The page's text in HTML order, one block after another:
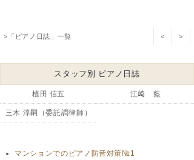
>「ピアノ日誌」一覧 < >
スタッフ別 ピアノ日誌
植田 信五 江﨑 藍
三木 淳嗣（委託調律師）
マンションでのピアノ防音対策№1